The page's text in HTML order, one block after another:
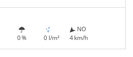
0 % 0 l/m²
NO
4 km/h